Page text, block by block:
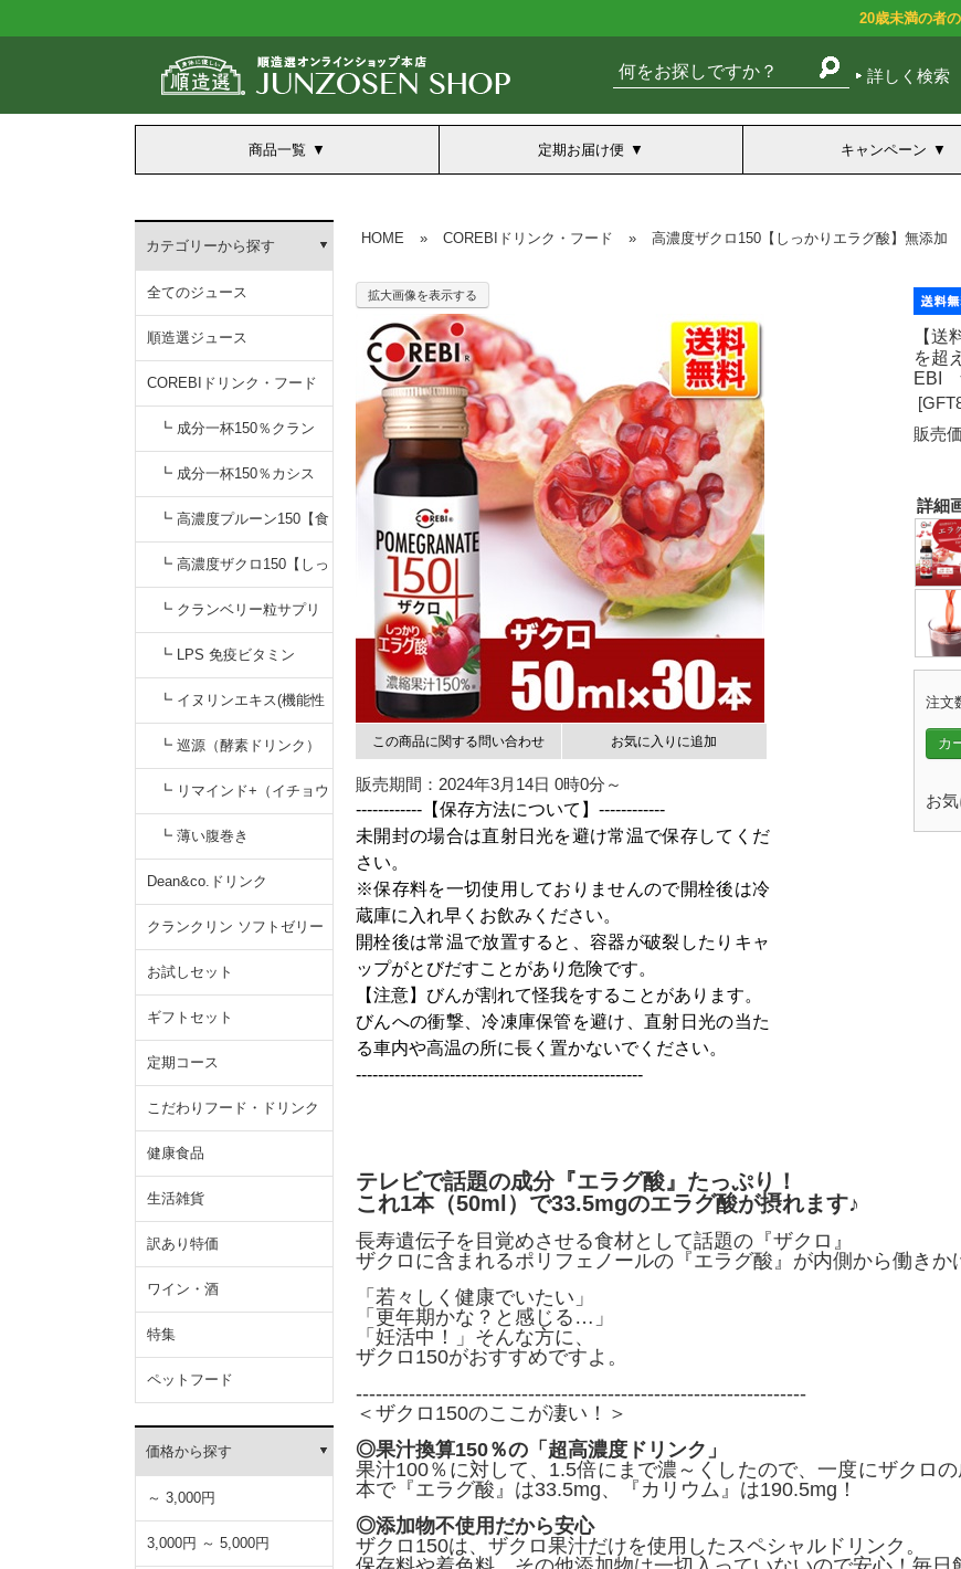
20歳未満の者
詳しく検索
商品一覧 定期お届け便 キャンペーン
カテゴリーから探す
全てのジュース
順造選ジュース
COREBIドリンク・フード
┗ 成分一杯150％クラン
無添加クランベリー150
【すっきりキナ酸】
┗ 成分一杯150％カシス
無添加カシスジュース【く
っきりアントシアニン】
┗ 高濃度プルーン150【食
物繊維&鉄分】プルーンジ
ュース
┗ 高濃度ザクロ150【しっ
かりエラグ酸】無添加
┗ クランベリー粒サプリ
┗ LPS 免疫ビタミン
┗ イヌリンエキス(機能性
食品)
┗ 巡源（酵素ドリンク）
┗ リマインド+（イチョウ
葉サプリ）
┗ 薄い腹巻き
Dean&co.ドリンク
クランクリン ソフトゼリー
お試しセット
ギフトセット
定期コース
こだわりフード・ドリンク
健康食品
生活雑貨
訳あり特価
ワイン・酒
特集
ペットフード
価格から探す
～ 3,000円
3,000円 ～ 5,000円
HOME » COREBIドリンク・フード » 高濃度ザクロ150【しっかりエラグ酸】無添加
拡大画像を表示する
この商品に関する問い合わせ お気に入りに追加
販売期間：2024年3月14日 0時0分～
------------【保存方法について】------------
未開封の場合は直射日光を避け常温で保存してくだ
さい。
※保存料を一切使用しておりませんので開栓後は冷
蔵庫に入れ早くお飲みください。
開栓後は常温で放置すると、容器が破裂したりキャ
ップがとびだすことがあり危険です。
【注意】びんが割れて怪我をすることがあります。
びんへの衝撃、冷凍庫保管を避け、直射日光の当た
る車内や高温の所に長く置かないでください。
----------------------------------------------------
【
を超
EBI
[
販売
詳細
注文
カ
お
テレビで話題の成分『エラグ酸』たっぷり！
これ1本（50ml）で33.5mgのエラグ酸が摂れます♪
長寿遺伝子を目覚めさせる食材として話題の『ザクロ』
ザクロに含まれるポリフェノールの『エラグ酸』が内側から働きか
「若々しく健康でいたい」
「更年期かな？と感じる…」
「妊活中！」そんな方に、
ザクロ150がおすすめですよ。
--------------------------------------------------------------------
＜ザクロ150のここが凄い！＞
◎果汁換算150％の「超高濃度ドリンク」
果汁100％に対して、1.5倍にまで濃～くしたので、一度にザクロ
本で『エラグ酸』は33.5mg、『カリウム』は190.5mg！
◎添加物不使用だから安心
ザクロ150は、ザクロ果汁だけを使用したスペシャルドリンク。